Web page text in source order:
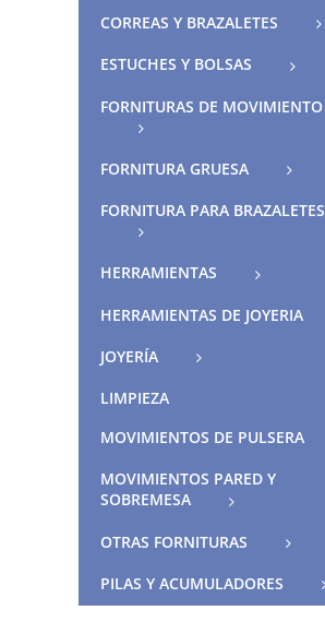
CORREAS Y BRAZALETES
ESTUCHES Y BOLSAS
FORNITURAS DE MOVIMIENTO
FORNITURA GRUESA
FORNITURA PARA BRAZALETES
HERRAMIENTAS
HERRAMIENTAS DE JOYERIA
JOYERÍA
LIMPIEZA
MOVIMIENTOS DE PULSERA
MOVIMIENTOS PARED Y
SOBREMESA
OTRAS FORNITURAS
PILAS Y ACUMULADORES